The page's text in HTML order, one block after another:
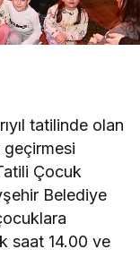
tatilinde olan
Çocuk
Belediye
saat 14.00 ve